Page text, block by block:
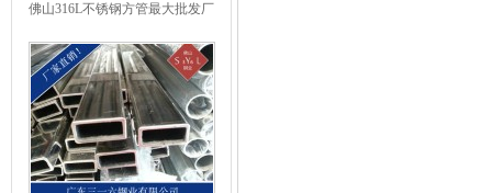
佛山316L不锈钢方管最大批发厂